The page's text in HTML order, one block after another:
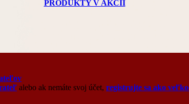
PRODUKTY V AKCII
alebo ak nemáte svoj účet, registrujte sa ako